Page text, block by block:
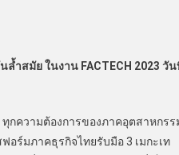
ำสมัย ในงาน FACTECH 2023 วั
ความต้องการของภาคอุตสาหกรร
อร์มภาคธุรกิจไทยรับมือ 3 เมกะเท